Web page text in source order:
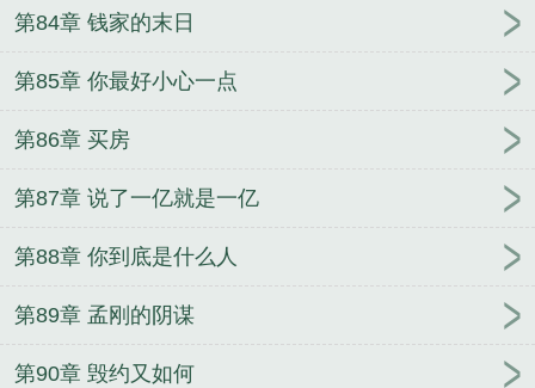
第84章 钱家的末日
第85章 你最好小心一点
第86章 买房
第87章 说了一亿就是一亿
第88章 你到底是什么人
第89章 孟刚的阴谋
第90章 毁约又如何